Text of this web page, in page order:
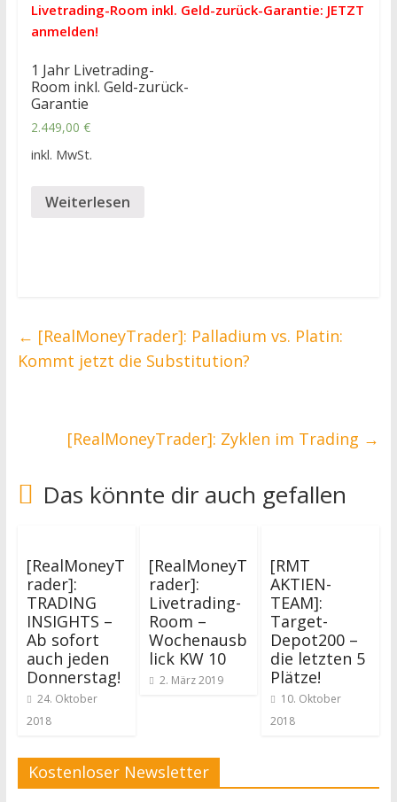
Livetrading-Room inkl. Geld-zurück-Garantie: JETZT
anmelden!
1 Jahr Livetrading-
Room inkl. Geld-zurück-
Garantie
2.449,00 €
inkl. MwSt.
Weiterlesen
← [RealMoneyTrader]: Palladium vs. Platin:
Kommt jetzt die Substitution?
[RealMoneyTrader]: Zyklen im Trading →
Das könnte dir auch gefallen
[RealMoneyT
rader]:
TRADING
INSIGHTS –
Ab sofort
auch jeden
Donnerstag!
24. Oktober
2018
[RealMoneyT
rader]:
Livetrading-
Room –
Wochenausb
lick KW 10
2. März 2019
[RMT
AKTIEN-
TEAM]:
Target-
Depot200 –
die letzten 5
Plätze!
10. Oktober
2018
Kostenloser Newsletter